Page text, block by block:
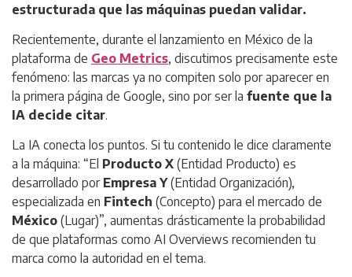
estructurada que las máquinas puedan validar.
Recientemente, durante el lanzamiento en México de la
plataforma de Geo Metrics, discutimos precisamente este
fenómeno: las marcas ya no compiten solo por aparecer en
la primera página de Google, sino por ser la fuente que la
IA decide citar.
La IA conecta los puntos. Si tu contenido le dice claramente
a la máquina: “El Producto X (Entidad Producto) es
desarrollado por Empresa Y(Entidad Organización),
especializada en Fintech (Concepto) para el mercado de
México (Lugar)”, aumentas drásticamente la probabilidad
de que plataformas como AI Overviews recomienden tu
marca como la autoridad en el tema.